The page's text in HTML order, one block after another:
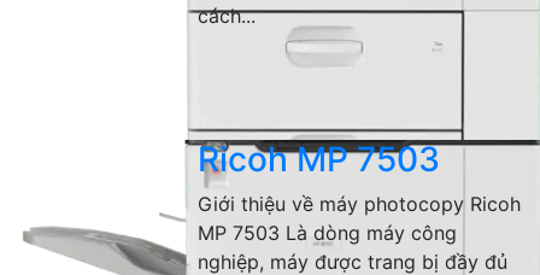
cách...
Ricoh MP 7503
Giới thiệu về máy photocopy Ricoh
MP 7503 Là dòng máy công
nghiệp, máy được trang bị đầy đủ